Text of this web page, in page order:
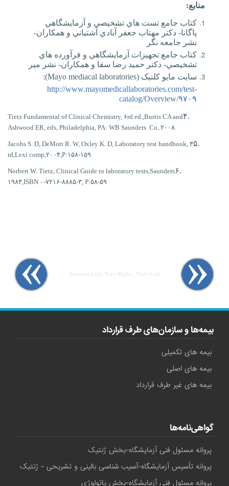
منابع:
کتاب جامع تست هاي تشخيصي و آزمايشگاهي
پاگانا- دکتر مهتاب جعفر آبادي آشتياني و همکاران-
نشر جامعه نگر
کتاب جامع تجهيزات آزمايشگاهي و فرآورده هاي
تشخيصي- دکتر حميد رضا سقا و همکاران- نشر مير
سايت مايو کلنيک (Mayo mediacal laboratories
):
http://www.mayomedicallaboratories.com/test-
catalog/Overview/۹۷۰۹
۴.Tietz Fundamental of Clinical Chemistry, ۶rd ed.,Burtis CA and
Ashwood ER, eds, Philadelphia, PA: WB Saunders Co, ۲۰۰۸.
۵.Jacobs S. D, DeMott R. W, Oxley K. D, Laboratory test handbook, ۳
rd,Lexi comp,۲۰۰۴,P:۱۵۸-۱۵۹
۶.Norbert W. Tietz, Clinical Guide to laboratory tests,Saunders
۱۹۸۳,ISBN ۰-۷۲۱۶-۸۸۸۵-۳, P:۵۸-۵۹
Shortcut keys: Prev=Right , Next=Left
بیمه‌ها و سازمان‌های طرف قرارداد
بیمه های تکمیلی
بیمه های اصلی
بیمه های غیر طرف قرارداد
گواهی‌نامه‌ها
پروانه مسئول فنی آزمایشگاه-بخش ژنتیک
پروانه تأسیس آزمایشگاه-آسیب شناسی بالینی و تشریحی - ژنتیک
پروانه مسئول فنی آزمایشگاه-بخش پاتولوژی